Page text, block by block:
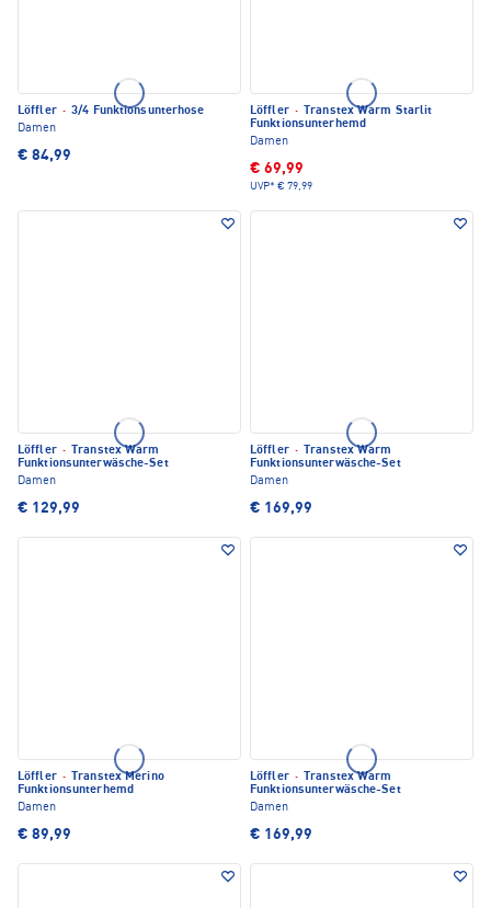
Löffler · 3/4 Funktionsunterhose
Damen
€ 84,99
Löffler ·
Transtex Warm Starlit
Funktionsunterhemd
Damen
€ 69,99
UVP* € 79,99
Löffler ·
Transtex Warm
Funktionsunterwäsche-Set
Damen
€ 129,99
Löffler ·
Transtex Warm
Funktionsunterwäsche-Set
Damen
€ 169,99
Löffler ·
Transtex Merino
Funktionsunterhemd
Damen
€ 89,99
Löffler ·
Transtex Warm
Funktionsunterwäsche-Set
Damen
€ 169,99